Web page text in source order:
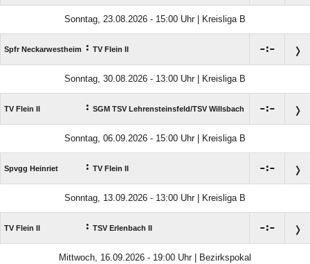
Sonntag, 23.08.2026 - 15:00 Uhr | Kreisliga B
Spfr Neckarwestheim : TV Flein II :
Sonntag, 30.08.2026 - 13:00 Uhr | Kreisliga B
TV Flein II : SGM TSV Lehrensteinsfeld/​TSV Willsbach :
Sonntag, 06.09.2026 - 15:00 Uhr | Kreisliga B
Spvgg Heinriet : TV Flein II :
Sonntag, 13.09.2026 - 13:00 Uhr | Kreisliga B
TV Flein II : TSV Erlenbach II :
Mittwoch, 16.09.2026 - 19:00 Uhr | Bezirkspokal